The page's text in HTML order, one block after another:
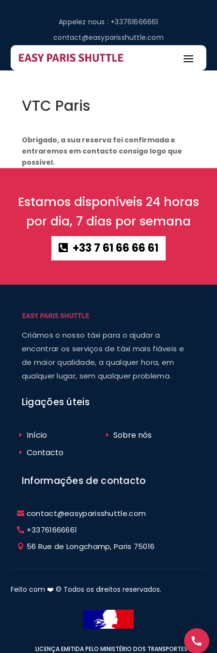
Appelez nous : +33761666661
contact@easyparisshuttle.com
VTC Paris
Obrigado, a sua reserva foi confirmada e
entraremos em contacto consigo logo que
possível.
Estamos disponíveis 24 horas
por dia, 7 dias por semana
+33 7 61 66 66 61
Criámos o nosso táxi para o ajudar a
encontrar os serviços de táxi mais fiáveis e
de maior qualidade, a qualquer hora, em
qualquer lugar, sem qualquer problema.
Ligações úteis
Início
Sobre nós
Contacto
Informações de contacto
contact@easyparisshuttle.com
+33761666661
56 Rue de Longchamp, Paris 75016
Feito com ❤️ © Todos os direitos reservados.
LICENÇA EMITIDA PELO MINISTÉRIO DOS TRANSPORTES